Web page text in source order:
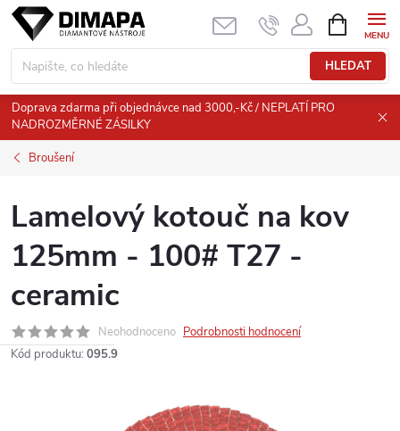
Přejít
obsah
HLEDAT
NÁKUPNÍ
KOŠÍK
Doprava zdarma při objednávce nad 3000,-Kč / NEPLATÍ PRO
NADROZMĚRNÉ ZÁSILKY
Broušení
Lamelový kotouč na kov
125mm - 100# T27 -
ceramic
Neohodnoceno Podrobnosti hodnocení
Kód produktu: 095.9